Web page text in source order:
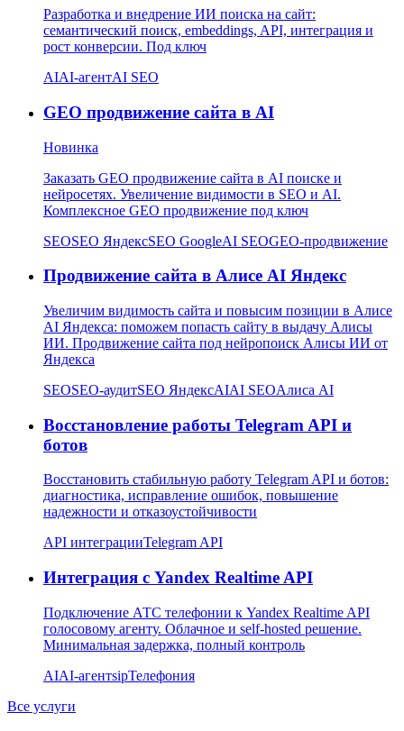
Разработка и внедрение ИИ поиска на сайт:
семантический поиск, embeddings, API, интеграция и
рост конверсии. Под ключ
AIAI-агентAI SEO
GEO продвижение сайта в AI
Новинка
Заказать GEO продвижение сайта в AI поиске и
нейросетях. Увеличение видимости в SEO и AI.
Комплексное GEO продвижение под ключ
SEOSEO ЯндексSEO GoogleAI SEOGEO-продвижение
Продвижение сайта в Алисе AI Яндекс
Увеличим видимость сайта и повысим позиции в Алисе
AI Яндекса: поможем попасть сайту в выдачу Алисы
ИИ. Продвижение сайта под нейропоиск Алисы ИИ от
Яндекса
SEOSEO-аудитSEO ЯндексAIAI SEOАлиса AI
Восстановление работы Telegram API и
ботов
Восстановить стабильную работу Telegram API и ботов:
диагностика, исправление ошибок, повышение
надежности и отказоустойчивости
API интеграцииTelegram API
Интеграция с Yandex Realtime API
Подключение АТС телефонии к Yandex Realtime API
голосовому агенту. Облачное и self-hosted решение.
Минимальная задержка, полный контроль
AIAI-агентsipТелефония
Все услуги